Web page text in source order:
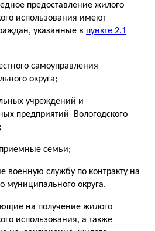
предоставление жилого
использования имеют
указанные в пункте 2.1
самоуправления
округа;
учреждений и
предприятий Вологодского
семьи;
военную службу по контракту на
муниципального округа.
на получение жилого
использования, а также